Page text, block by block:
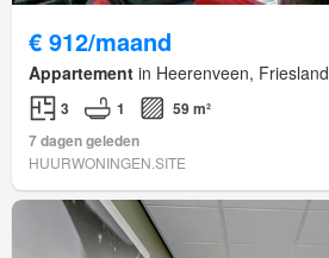
€ 912/maand
Appartement in Heerenveen, Friesland
3 1
59 m²
7 dagen geleden
HUURWONINGEN.SITE